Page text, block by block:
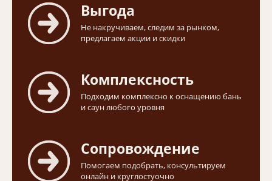
Выгода
Не накручиваем, следим за рынком,
предлагаем акции и скидки
Комплексность
Подходим комплексно к оснащению бань
и саун любого уровня
Сопровождение
Помогаем подобрать, консультируем
онлайн и круглостуочно